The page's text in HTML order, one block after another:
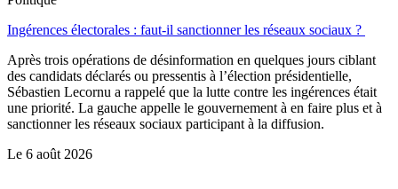
Ingérences électorales : faut-il sanctionner les réseaux sociaux ?
Après trois opérations de désinformation en quelques jours ciblant
des candidats déclarés ou pressentis à l’élection présidentielle,
Sébastien Lecornu a rappelé que la lutte contre les ingérences était
une priorité. La gauche appelle le gouvernement à en faire plus et à
sanctionner les réseaux sociaux participant à la diffusion.
Le 6 août 2026